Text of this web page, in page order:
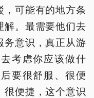
可能有的地方条
解。最需要他们去
务意识，真正从游
考虑你应该做什
要很舒服、很便
便捷，这个意识